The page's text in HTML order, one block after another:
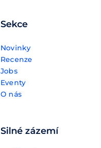
Sekce
Novinky
Recenze
Jobs
Eventy
O nás
Silné zázemí